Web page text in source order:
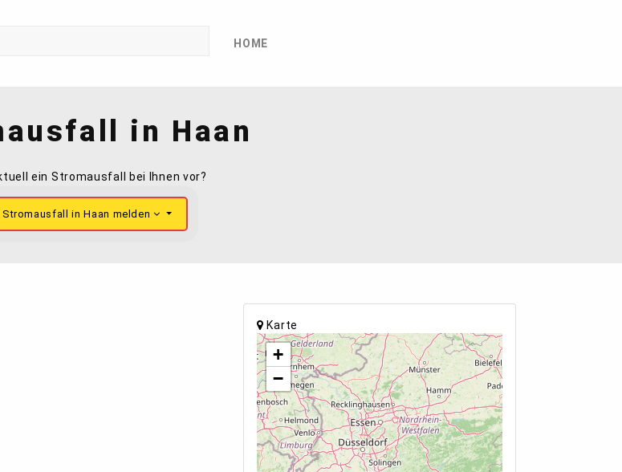
HOME
in Haan
ein Stromausfall bei Ihnen vor?
Stromausfall in Haan melden
Karte
+
−